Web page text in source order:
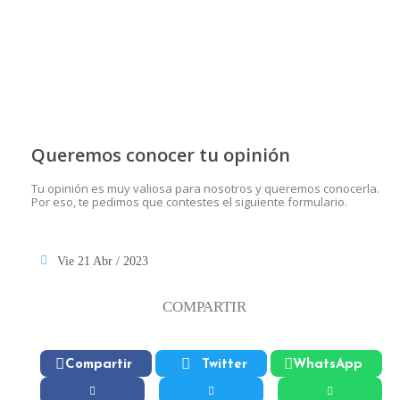
Queremos conocer tu opinión
Tu opinión es muy valiosa para nosotros y queremos conocerla.
Por eso, te pedimos que contestes el siguiente formulario.
Vie 21 Abr / 2023
COMPARTIR
Compartir Twitter WhatsApp